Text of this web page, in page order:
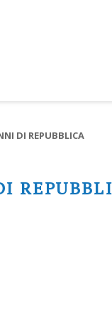
DI REPUBBLICA